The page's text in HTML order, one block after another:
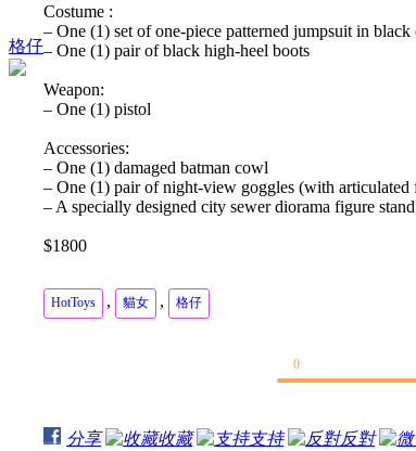
格仔
Costume :
– One (1) set of one-piece patterned jumpsuit in
– One (1) pair of black high-heel boots
Weapon:
– One (1) pistol
Accessories:
– One (1) damaged batman cowl
– One (1) pair of night-view goggles (with articulated
– A specially designed city sewer diorama figure
$1800
HotToys , 貓女 , 格仔
0
分享 收藏 支持 反對